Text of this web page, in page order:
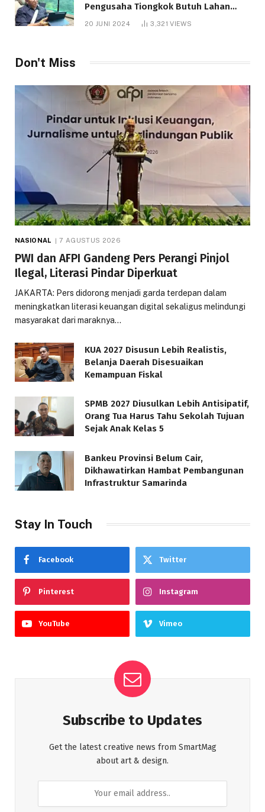
Pengusaha Tiongkok Butuh Lahan
1.000 Hektare
20 JUNI 2024 3,321VIEWS
Don't Miss
NASIONAL 7 AGUSTUS 2026
PWI dan AFPI Gandeng Pers Perangi Pinjol
Ilegal, Literasi Pindar Diperkuat
JAKARTA: Pers didorong menjadi garda terdepan dalam
meningkatkan literasi keuangan digital sekaligus melindungi
masyarakat dari maraknya…
KUA 2027 Disusun Lebih Realistis,
Belanja Daerah Disesuaikan
Kemampuan Fiskal
SPMB 2027 Diusulkan Lebih Antisipatif,
Orang Tua Harus Tahu Sekolah Tujuan
Sejak Anak Kelas 5
Bankeu Provinsi Belum Cair,
Dikhawatirkan Hambat Pembangunan
Infrastruktur Samarinda
Stay In Touch
Facebook Twitter
Pinterest Instagram
YouTube Vimeo
Subscribe to Updates
Get the latest creative news from SmartMag
about art & design.